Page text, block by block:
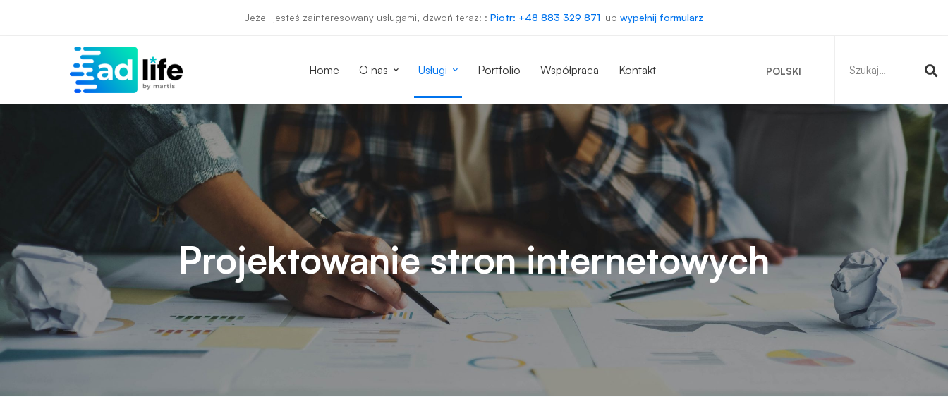
Jeżeli jesteś zainteresowany usługami, dzwoń teraz: : Piotr: +48 883 329 871 lub wypełnij formularz
Home O nas Usługi Portfolio Współpraca Kontakt POLSKI
Projektowanie
stron
internetowych
Projektowanie stron internetowych